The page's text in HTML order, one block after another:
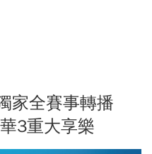
家全賽事轉播
3重大享樂